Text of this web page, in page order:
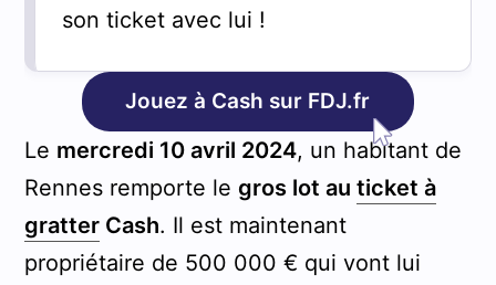
son ticket avec lui !
Jouez à Cash sur FDJ.fr
Le mercredi 10 avril 2024, un habitant de
Rennes remporte le gros lot au ticket à
gratterCash. Il est maintenant
propriétaire de 500 000 € qui vont lui